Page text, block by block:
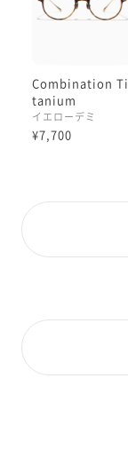
Combination Ti
tanium
イエローデミ
¥7,700